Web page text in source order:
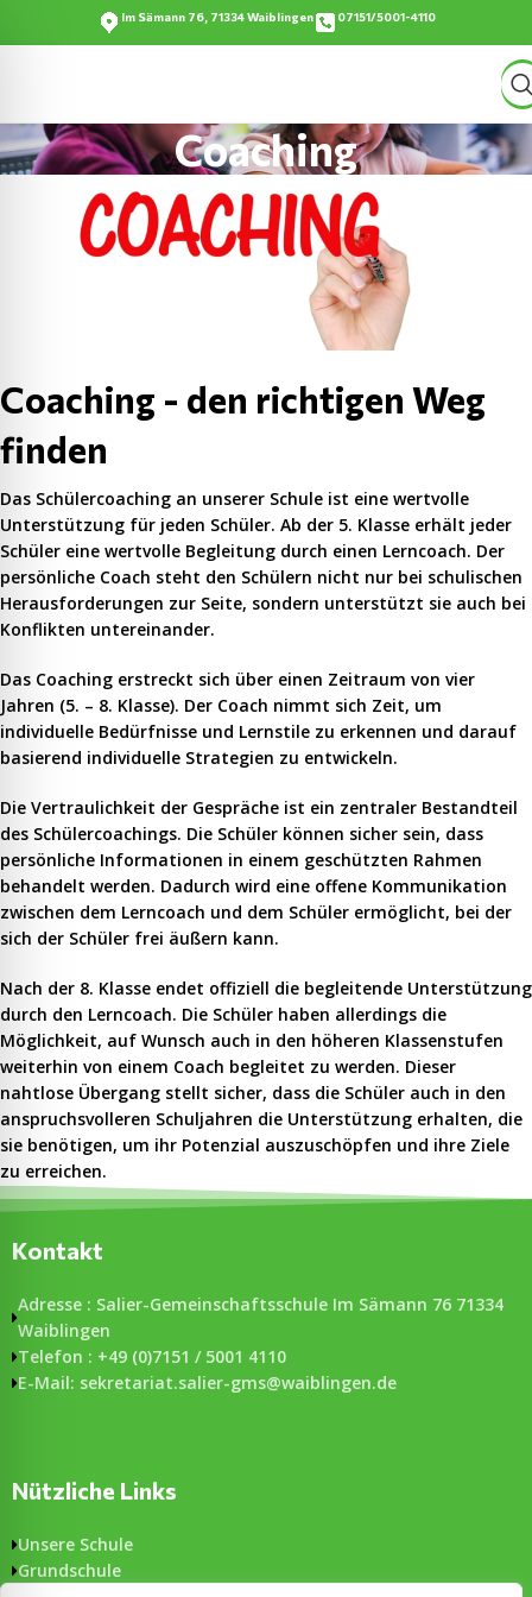
Im Sämann 76, 71334 Waiblingen 07151/5001-4110
Coaching
Coaching - den richtigen Weg
finden
Das Schülercoaching an unserer Schule ist eine wertvolle
Unterstützung für jeden Schüler. Ab der 5. Klasse erhält jeder
Schüler eine wertvolle Begleitung durch einen Lerncoach. Der
persönliche Coach steht den Schülern nicht nur bei schulischen
Herausforderungen zur Seite, sondern unterstützt sie auch bei
Konflikten untereinander.
Das Coaching erstreckt sich über einen Zeitraum von vier
Jahren (5. – 8. Klasse). Der Coach nimmt sich Zeit, um
individuelle Bedürfnisse und Lernstile zu erkennen und darauf
basierend individuelle Strategien zu entwickeln.
Die Vertraulichkeit der Gespräche ist ein zentraler Bestandteil
des Schülercoachings. Die Schüler können sicher sein, dass
persönliche Informationen in einem geschützten Rahmen
behandelt werden. Dadurch wird eine offene Kommunikation
zwischen dem Lerncoach und dem Schüler ermöglicht, bei der
sich der Schüler frei äußern kann.
Nach der 8. Klasse endet offiziell die begleitende Unterstützung
durch den Lerncoach. Die Schüler haben allerdings die
Möglichkeit, auf Wunsch auch in den höheren Klassenstufen
weiterhin von einem Coach begleitet zu werden. Dieser
nahtlose Übergang stellt sicher, dass die Schüler auch in den
anspruchsvolleren Schuljahren die Unterstützung erhalten, die
sie benötigen, um ihr Potenzial auszuschöpfen und ihre Ziele
zu erreichen.
Kontakt
Adresse : Salier-Gemeinschaftsschule Im Sämann 76 71334
Waiblingen
Telefon : +49 (0)7151 / 5001 4110
E-Mail: sekretariat.salier-gms@waiblingen.de
Nützliche Links
Unsere Schule
Grundschule